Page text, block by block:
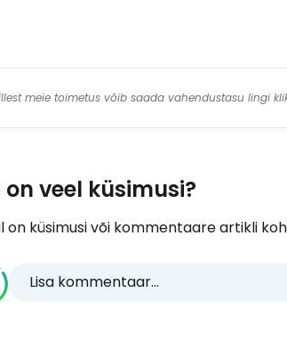
meie toimetus võib saada vahendustasu lingi
on veel küsimusi?
on küsimusi või kommentaare artikli
Lisa kommentaar...